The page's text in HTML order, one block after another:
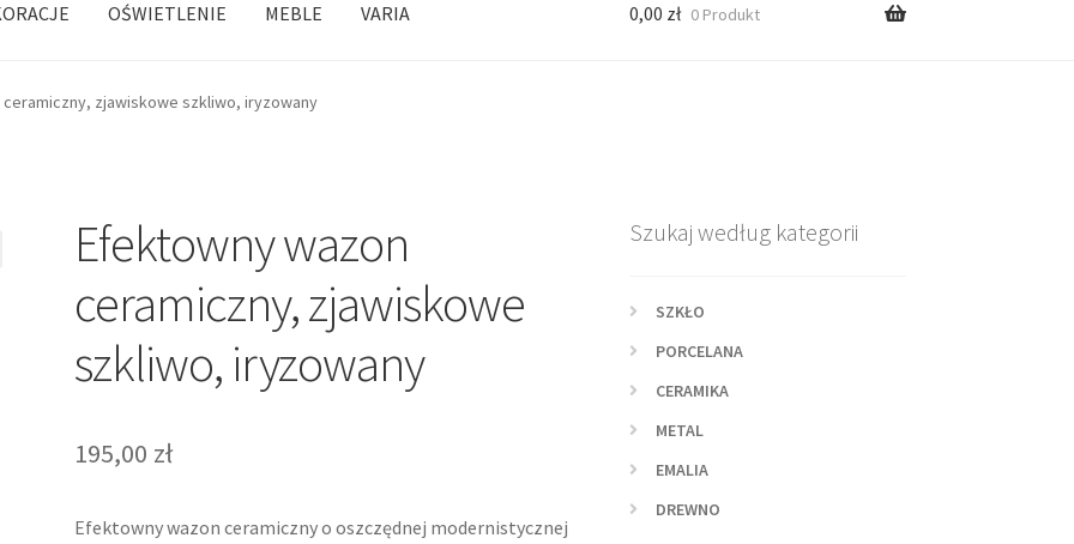
OŚWIETLENIE MEBLE VARIA 0,00 zł 0 Produkt
zjawiskowe szkliwo, iryzowany
Efektowny wazon
ceramiczny, zjawiskowe
szkliwo, iryzowany
195,00 zł
Efektowny wazon ceramiczny o oszczędnej modernistycznej
Szukaj według kategorii
SZKŁO
PORCELANA
CERAMIKA
METAL
EMALIA
DREWNO